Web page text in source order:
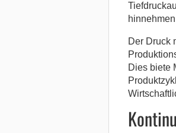
Der Druck
Dies biete